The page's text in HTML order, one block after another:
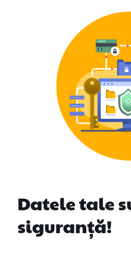
Datele tale
siguranță!